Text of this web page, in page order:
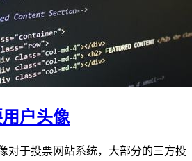
户头像
对于投票网站系统，大部分的三方投